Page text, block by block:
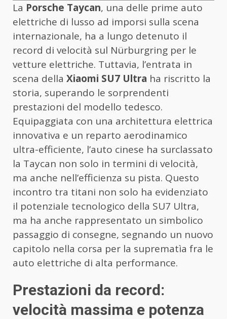
La Porsche Taycan, una delle prime auto
elettriche di lusso ad imporsi sulla scena
internazionale, ha a lungo detenuto il
record di velocità sul Nürburgring per le
vetture elettriche. Tuttavia, l’entrata in
scena della Xiaomi SU7 Ultra ha riscritto la
storia, superando le sorprendenti
prestazioni del modello tedesco.
Equipaggiata con una architettura elettrica
innovativa e un reparto aerodinamico
ultra-efficiente, l’auto cinese ha surclassato
la Taycan non solo in termini di velocità,
ma anche nell’efficienza su pista. Questo
incontro tra titani non solo ha evidenziato
il potenziale tecnologico della SU7 Ultra,
ma ha anche rappresentato un simbolico
passaggio di consegne, segnando un nuovo
capitolo nella corsa per la suprematìa fra le
auto elettriche di alta performance.
Prestazioni da record:
velocità massima e potenza